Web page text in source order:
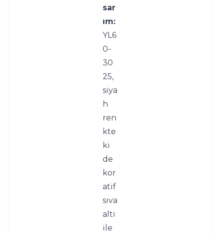
sar
ım:
YL6
0-
30
25,
siya
h
ren
kte
ki
de
kor
atif
sıva
altı
ile